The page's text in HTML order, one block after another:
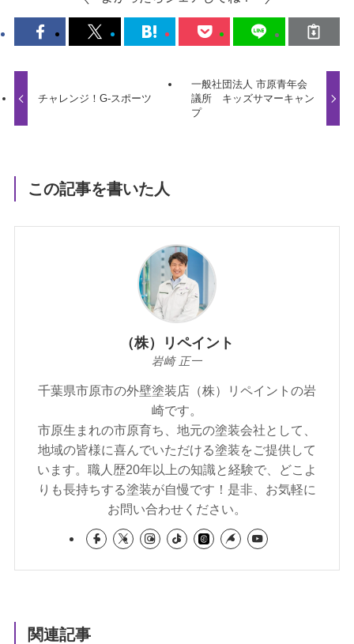
チャレンジ！G-スポーツ
一般社団法人 市原青年会
議所 キッズサマーキャン
プ
この記事を書いた人
（株）リペイント
岩崎 正一
千葉県市原市の外壁塗装店（株）リペイントの岩
崎です。
市原生まれの市原育ち、地元の塗装会社として、
地域の皆様に喜んでいただける塗装をご提供して
います。職人歴20年以上の知識と経験で、どこよ
りも長持ちする塗装が自慢です！是非、お気軽に
お問い合わせください。
関連記事